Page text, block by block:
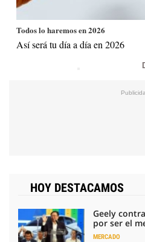
Todos lo haremos en 2026
Así será tu día a día en 2026
HOY DESTACAMOS
Geely
por ser el
MERCADO